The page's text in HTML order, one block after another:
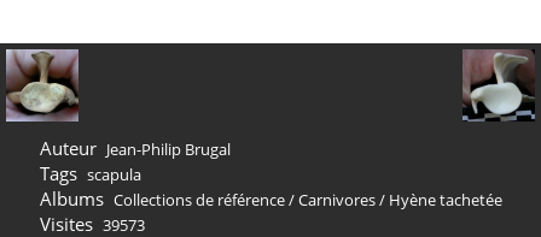
Auteur Jean-Philip Brugal
Tags scapula
Albums Collections de référence/Carnivores/ Hyène tachetée
Visites 39573